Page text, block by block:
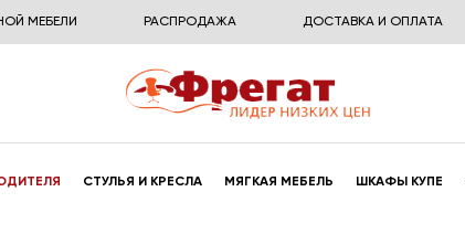
МЕБЕЛИ РАСПРОДАЖА ДОСТАВКА И ОПЛАТА
СТУЛЬЯ И КРЕСЛА МЯГКАЯ МЕБЕЛЬ ШКАФЫ КУПЕ